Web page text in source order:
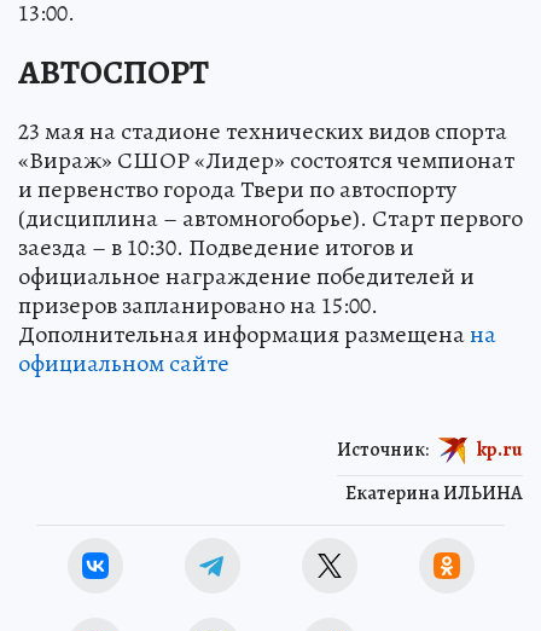
13:00.
АВТОСПОРТ
23 мая на стадионе технических видов спорта
«Вираж» СШОР «Лидер» состоятся чемпионат
и первенство города Твери по автоспорту
(дисциплина – автомногоборье). Старт первого
заезда – в 10:30. Подведение итогов и
официальное награждение победителей и
призеров запланировано на 15:00.
Дополнительная информация размещенана
официальном сайте
Екатерина ИЛЬИНА
Источник: kp.ru